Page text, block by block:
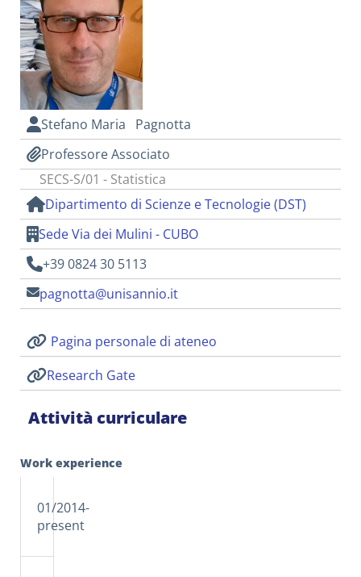
Stefano Maria Pagnotta
Professore Associato
SECS-S/01 - Statistica
Dipartimento di Scienze e Tecnologie (DST)
Sede Via dei Mulini - CUBO
+39 0824 30 5113
pagnotta@unisannio.it
Pagina personale di ateneo
Research Gate
Attività curriculare
Work experience
01/2014-
present